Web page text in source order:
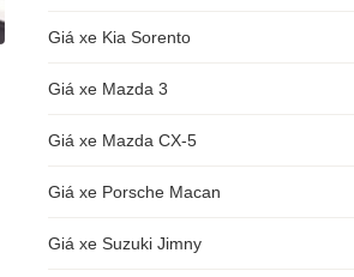
Giá xe Kia Sorento
Giá xe Mazda 3
Giá xe Mazda CX-5
Giá xe Porsche Macan
Giá xe Suzuki Jimny